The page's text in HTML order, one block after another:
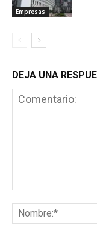
Empresas
DEJA UNA